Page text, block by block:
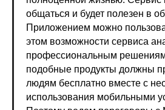
общаться и будет полезен в
Приложением можно
этом возможности сервиса
профессиональным
подобные продукты должны
людям бесплатно вместе с
использования мобильными